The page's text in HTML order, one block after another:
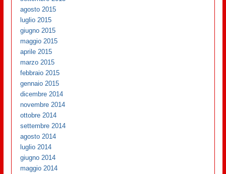
agosto 2015
luglio 2015
giugno 2015
maggio 2015
aprile 2015
marzo 2015
febbraio 2015
gennaio 2015
dicembre 2014
novembre 2014
ottobre 2014
settembre 2014
agosto 2014
luglio 2014
giugno 2014
maggio 2014